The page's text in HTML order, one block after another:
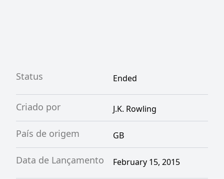
Status Ended
Criado por J.K. Rowling
País de origem GB
Data de Lançamento February 15, 2015